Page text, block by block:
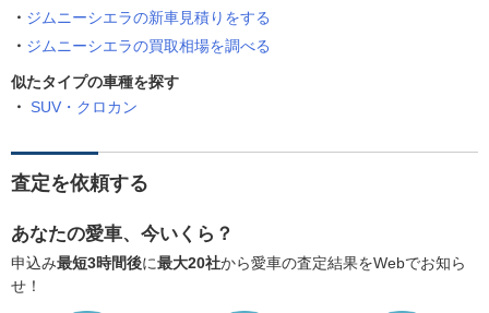
ジムニーシエラの新車見積りをする
ジムニーシエラの買取相場を調べる
似たタイプの車種を探す
SUV・クロカン
査定を依頼する
あなたの愛車、今いくら？
申込み最短3時間後に最大20社から愛車の査定結果をWebでお知ら
せ！